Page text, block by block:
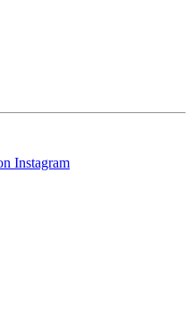
Instagram